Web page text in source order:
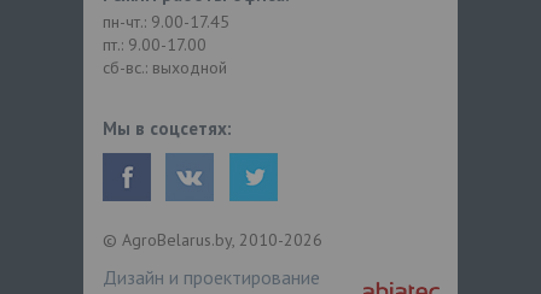
пн-чт.: 9.00-17.45
пт.: 9.00-17.00
сб-вс.: выходной
Мы в соцсетях:
© AgroBelarus.by, 2010-2026
Дизайн и проектирование